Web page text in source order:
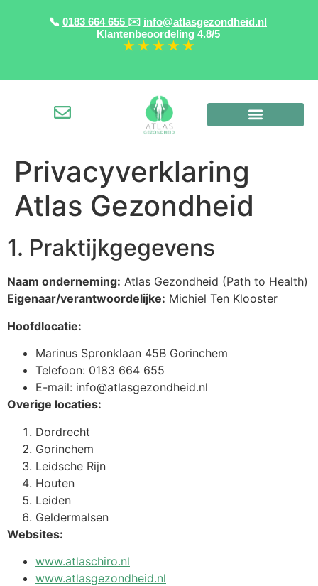
📞 0183 664 655 ✉️ info@atlasgezondheid.nl
Klantenbeoordeling 4.8/5
★ ★ ★ ★ ★
Privacyverklaring
Atlas Gezondheid
1. Praktijkgegevens
Naam onderneming: Atlas Gezondheid (Path to Health)
Eigenaar/verantwoordelijke: Michiel Ten Klooster
Hoofdlocatie:
Marinus Spronklaan 45B Gorinchem
Telefoon: 0183 664 655
E-mail: info@atlasgezondheid.nl
Overige locaties:
Dordrecht
Gorinchem
Leidsche Rijn
Houten
Leiden
Geldermalsen
Websites:
www.atlaschiro.nl
www.atlasgezondheid.nl